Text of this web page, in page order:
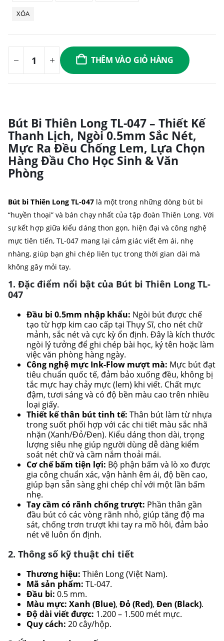
XÓA
THÊM VÀO GIỎ HÀNG
Bút Bi Thiên Long TL-047 – Thiết Kế
Thanh Lịch, Ngòi 0.5mm Sắc Nét,
Mực Ra Đều Chống Lem, Lựa Chọn
Hàng Đầu Cho Học Sinh & Văn
Phòng
Bút bi Thiên Long TL-047là một trong những dòng bút bi
“huyền thoại” và bán chạy nhất của tập đoàn Thiên Long. Với
sự kết hợp giữa kiểu dáng thon gọn, hiện đại và công nghệ
mực tiên tiến, TL-047 mang lại cảm giác viết êm ái, nhẹ
nhàng, giúp bạn ghi chép liên tục trong thời gian dài mà
không gây mỏi tay.
1. Đặc điểm nổi bật của Bút bi Thiên Long TL-
047
Đầu bi 0.5mm nhập khẩu: Ngòi bút được chế
tạo từ hợp kim cao cấp tại Thụy Sĩ, cho nét chữ
mảnh, sắc nét và cực kỳ ổn định. Đây là kích thước
ngòi lý tưởng để ghi chép bài học, ký tên hoặc làm
việc văn phòng hàng ngày.
Công nghệ mực Ink-Flow mượt mà: Mực bút đạt
tiêu chuẩn quốc tế, đảm bảo xuống đều, không bị
tắc mực hay chảy mực (lem) khi viết. Chất mực
đậm, tươi sáng và có độ bền màu cao trên nhiều
loại giấy.
Thiết kế thân bút tinh tế: Thân bút làm từ nhựa
trong suốt phối hợp với các chi tiết màu sắc nhã
nhặn (Xanh/Đỏ/Đen). Kiểu dáng thon dài, trọng
lượng siêu nhẹ giúp người dùng dễ dàng kiểm
soát nét chữ và cầm nắm thoải mái.
Cơ chế bấm tiện lợi: Bộ phận bấm và lò xo được
gia công chuẩn xác, vận hành êm ái, độ bền cao,
giúp bạn sẵn sàng ghi chép chỉ với một lần bấm
nhẹ.
Tay cầm có rãnh chống trượt: Phần thân gần
đầu bút có các vòng rãnh nhỏ, giúp tăng độ ma
sát, chống trơn trượt khi tay ra mồ hôi, đảm bảo
nét vẽ luôn ổn định.
2. Thông số kỹ thuật chi tiết
Thương hiệu: Thiên Long (Việt Nam).
Mã sản phẩm: TL-047.
Đầu bi: 0.5 mm.
Màu mực: Xanh (Blue), Đỏ (Red), Đen (Black).
Độ dài viết được: 1.200 – 1.500 mét mực.
Quy cách: 20 cây/hộp.